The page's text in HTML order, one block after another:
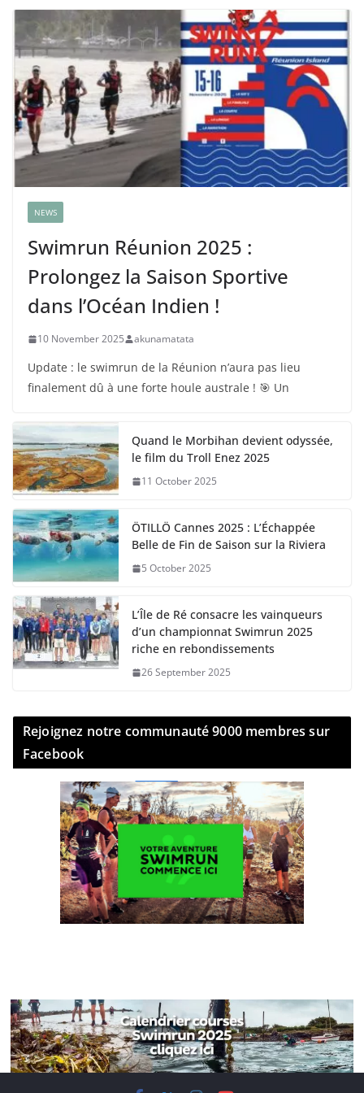
NEWS
Swimrun Réunion 2025 :
Prolongez la Saison Sportive
dans l’Océan Indien !
10 November 2025 akunamatata
Update : le swimrun de la Réunion n’aura pas lieu
finalement dû à une forte houle australe ! 🎯 Un
Quand le Morbihan devient odyssée,
le film du Troll Enez 2025
11 October 2025
ÖTILLÖ Cannes 2025 : L’Échappée
Belle de Fin de Saison sur la Riviera
5 October 2025
L’Île de Ré consacre les vainqueurs
d’un championnat Swimrun 2025
riche en rebondissements
26 September 2025
Rejoignez notre communauté 9000 membres sur
Facebook